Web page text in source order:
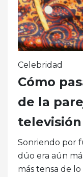
Celebridad
Cómo
de la
Sonriendo por
dúo era aún
más tensa de